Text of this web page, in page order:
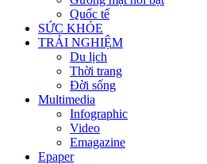
Quốc tế
SỨC KHỎE
TRẢI NGHIỆM
Du lịch
Thời trang
Đời sống
Multimedia
Infographic
Video
Emagazine
Epaper